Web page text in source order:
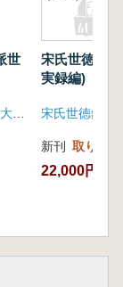
世
宋氏世徳録(
実録編) (古
宋氏世徳録編
新刊 取り寄せ
22,000円